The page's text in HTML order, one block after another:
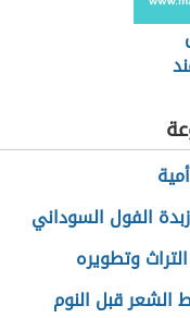
الفول السوداني
وتطويره
الشعر قبل النوم